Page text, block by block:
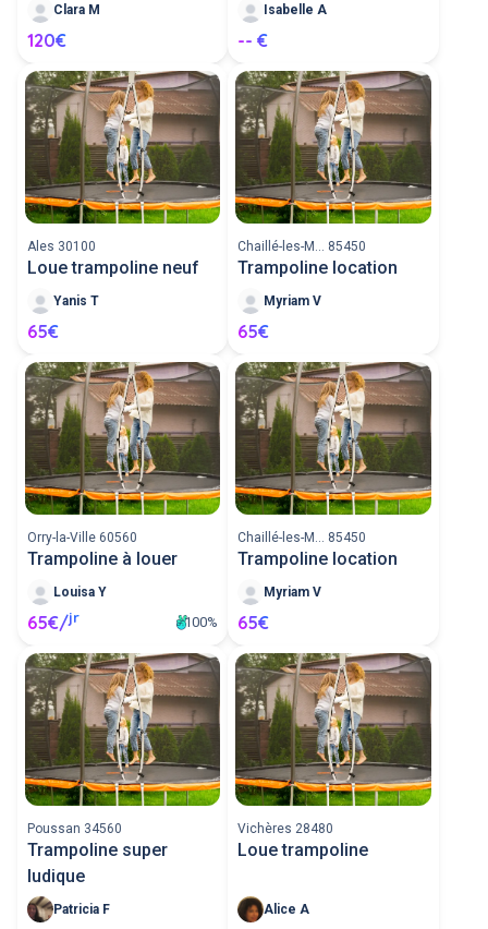
Clara M
120€
Isabelle A
-- €
Ales 30100
Loue trampoline neuf
Yanis T
65€
Chaillé-les-M... 85450
Trampoline location
Myriam V
65€
Orry-la-Ville 60560
Trampoline à louer
Louisa Y
65€/jr 100%
Chaillé-les-M... 85450
Trampoline location
Myriam V
65€
Poussan 34560
Trampoline super
ludique
Patricia F
Vichères 28480
Loue trampoline
Alice A